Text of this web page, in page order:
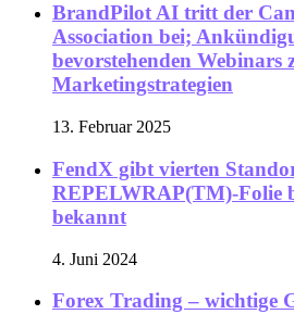
BrandPilot AI tritt der
Association bei;
bevorstehenden Webinars
Marketingstrategien
13. Februar 2025
FendX gibt vierten
REPELWRAP(TM)-Folie
bekannt
4. Juni 2024
Forex Trading – wichtige